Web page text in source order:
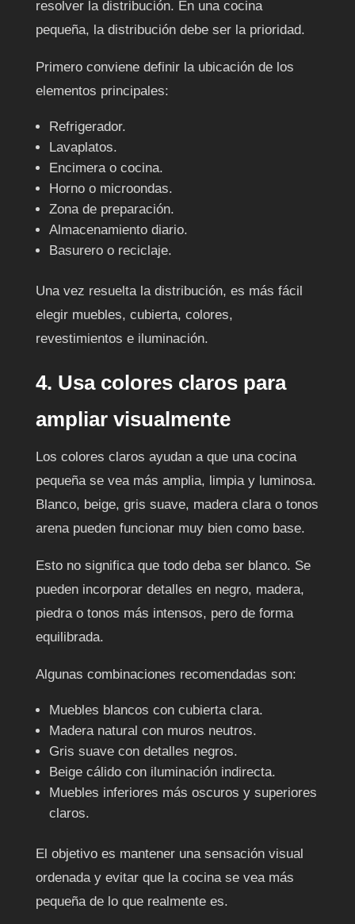
resolver la distribución. En una cocina
pequeña, la distribución debe ser la prioridad.
Primero conviene definir la ubicación de los
elementos principales:
Refrigerador.
Lavaplatos.
Encimera o cocina.
Horno o microondas.
Zona de preparación.
Almacenamiento diario.
Basurero o reciclaje.
Una vez resuelta la distribución, es más fácil
elegir muebles, cubierta, colores,
revestimientos e iluminación.
4. Usa colores claros para
ampliar visualmente
Los colores claros ayudan a que una cocina
pequeña se vea más amplia, limpia y luminosa.
Blanco, beige, gris suave, madera clara o tonos
arena pueden funcionar muy bien como base.
Esto no significa que todo deba ser blanco. Se
pueden incorporar detalles en negro, madera,
piedra o tonos más intensos, pero de forma
equilibrada.
Algunas combinaciones recomendadas son:
Muebles blancos con cubierta clara.
Madera natural con muros neutros.
Gris suave con detalles negros.
Beige cálido con iluminación indirecta.
Muebles inferiores más oscuros y superiores
claros.
El objetivo es mantener una sensación visual
ordenada y evitar que la cocina se vea más
pequeña de lo que realmente es.